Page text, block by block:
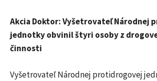
Akcia Doktor: Vyšetrovateľ Národnej
jednotky obvinil štyri osoby z
činnosti
Vyšetrovateľ Národnej protidrogovej